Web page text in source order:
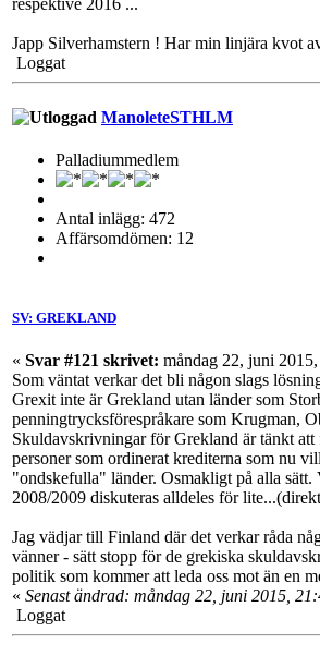
respektive 2016 ...
Japp Silverhamstern ! Har min linjära kvot
Loggat
ManoleteSTHLM
Palladiummedlem
Antal inlägg: 472
Affärsomdömen: 12
SV: GREKLAND
« Svar #121 skrivet: måndag 22, juni
Som väntat verkar det bli någon slags
Grexit inte är Grekland utan länder som
penningtrycksförespråkare som Krugman,
Skuldavskrivningar för Grekland är tänkt att
personer som ordinerat krediterna som nu
"ondskefulla" länder. Osmakligt på alla
2008/2009 diskuteras alldeles för
Jag vädjar till Finland där det verkar råda
vänner - sätt stopp för de grekiska
politik som kommer att leda oss mot än en
« Senast ändrad: måndag 22, juni 2015,
Loggat